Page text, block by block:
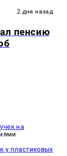
2 дня назад
пенсию
на
у пластиковых